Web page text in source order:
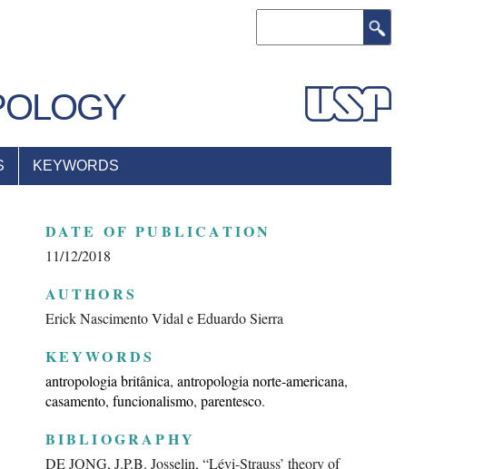
KEYWORDS
DATE OF PUBLICATION
11/12/2018
AUTHORS
Erick Nascimento Vidal e Eduardo Sierra
KEYWORDS
antropologia britânica antropologia norte-americana
casamento funcionalismo parentesco
BIBLIOGRAPHY
DE JONG, J.P.B. Josselin, “Lévi-Strauss’ theory of